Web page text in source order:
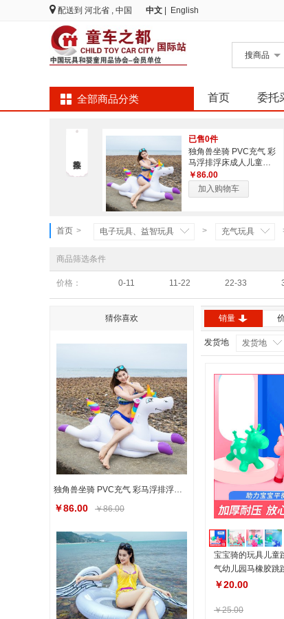
配送到 河北省 , 中国 中文 English
搜商品
全部商品分类 首页 委托
已售0件
独角兽坐骑 PVC充气 彩
马浮排浮床成人儿童充
气水上游泳坐骑
￥86.00
加入购物车
首页 > 电子玩具、益智玩具 > 充气玩具
商品筛选条件
价格： 0-11 11-22 22-33
猜你喜欢
独角兽坐骑 PVC充气 彩马浮排浮床成人儿童充气水上游泳坐骑
￥86.00 ￥86.00
销量
发货地 发货地
宝宝骑的玩具儿童
气幼儿园马橡胶跳
￥20.00
￥25.00